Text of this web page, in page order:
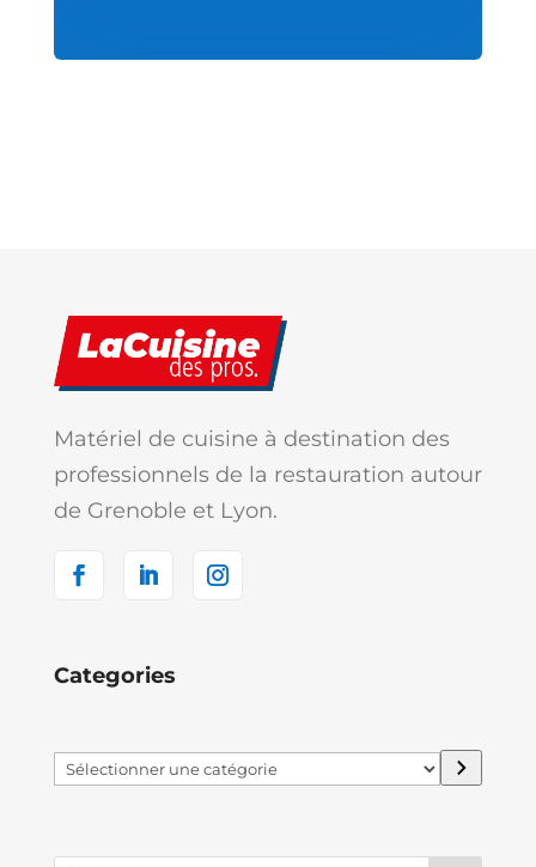
Matériel de cuisine à destination des
professionnels de la restauration autour
de Grenoble et Lyon.
Categories
Sélectionner